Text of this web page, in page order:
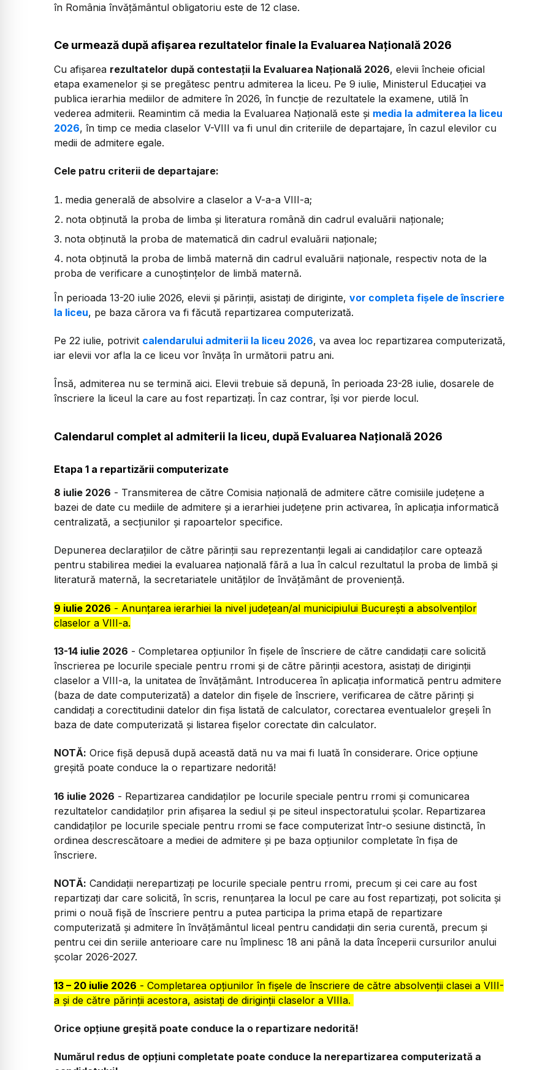
în România învățământul obligatoriu este de 12 clase.
Ce urmează după afișarea rezultatelor finale la Evaluarea Națională 2026
Cu afișarea rezultatelor după contestații la Evaluarea Națională 2026, elevii încheie oficial
etapa examenelor și se pregătesc pentru admiterea la liceu. Pe 9 iulie, Ministerul Educației va
publica ierarhia mediilor de admitere în 2026, în funcție de rezultatele la examene, utilă în
vederea admiterii. Reamintim că media la Evaluarea Națională este și media la admiterea la liceu
2026, în timp ce media claselor V-VIII va fi unul din criteriile de departajare, în cazul elevilor cu
medii de admitere egale.
Cele patru criterii de departajare:
media generală de absolvire a claselor a V-a-a VIII-a;
nota obținută la proba de limba și literatura română din cadrul evaluării naționale;
nota obținută la proba de matematică din cadrul evaluării naționale;
nota obținută la proba de limbă maternă din cadrul evaluării naționale, respectiv nota de la
proba de verificare a cunoștințelor de limbă maternă.
În perioada 13-20 iulie 2026, elevii și părinții, asistați de diriginte, vor completa fișele de înscriere
la liceu, pe baza cărora va fi făcută repartizarea computerizată.
Pe 22 iulie, potrivit calendarului admiterii la liceu 2026, va avea loc repartizarea computerizată,
iar elevii vor afla la ce liceu vor învăța în următorii patru ani.
Însă, admiterea nu se termină aici. Elevii trebuie să depună, în perioada 23-28 iulie, dosarele de
înscriere la liceul la care au fost repartizați. În caz contrar, își vor pierde locul.
Calendarul complet al admiterii la liceu, după Evaluarea Națională 2026
Etapa 1 a repartizării computerizate
8 iulie 2026 - Transmiterea de către Comisia națională de admitere către comisiile judeţene a
bazei de date cu mediile de admitere şi a ierarhiei judeţene prin activarea, în aplicația informatică
centralizată, a secțiunilor și rapoartelor specifice.
Depunerea declarațiilor de către părinții sau reprezentanții legali ai candidaților care optează
pentru stabilirea mediei la evaluarea naţională fără a lua în calcul rezultatul la proba de limbă şi
literatură maternă, la secretariatele unităţilor de învăţământ de provenienţă.
9 iulie 2026 - Anunţarea ierarhiei la nivel judeţean/al municipiului Bucureşti a absolvenţilor
claselor a VIII-a.
13-14 iulie 2026 - Completarea opțiunilor în fișele de înscriere de către candidații care solicită
înscrierea pe locurile speciale pentru rromi și de către părinții acestora, asistați de diriginții
claselor a VIII-a, la unitatea de învățământ. Introducerea în aplicația informatică pentru admitere
(baza de date computerizată) a datelor din fișele de înscriere, verificarea de către părinți și
candidați a corectitudinii datelor din fișa listată de calculator, corectarea eventualelor greșeli în
baza de date computerizată și listarea fișelor corectate din calculator.
NOTĂ: Orice fișă depusă după această dată nu va mai fi luată în considerare. Orice opțiune
greșită poate conduce la o repartizare nedorită!
16 iulie 2026 - Repartizarea candidaților pe locurile speciale pentru rromi și comunicarea
rezultatelor candidaților prin afișarea la sediul și pe siteul inspectoratului școlar. Repartizarea
candidaților pe locurile speciale pentru rromi se face computerizat într-o sesiune distinctă, în
ordinea descrescătoare a mediei de admitere și pe baza opțiunilor completate în fișa de
înscriere.
NOTĂ: Candidații nerepartizați pe locurile speciale pentru rromi, precum și cei care au fost
repartizați dar care solicită, în scris, renunțarea la locul pe care au fost repartizați, pot solicita și
primi o nouă fișă de înscriere pentru a putea participa la prima etapă de repartizare
computerizată și admitere în învățământul liceal pentru candidații din seria curentă, precum și
pentru cei din seriile anterioare care nu împlinesc 18 ani până la data începerii cursurilor anului
școlar 2026-2027.
13 – 20 iulie 2026 - Completarea opțiunilor în fișele de înscriere de către absolvenții clasei a VIII-
a și de către părinții acestora, asistați de diriginții claselor a VIIIa.
Orice opțiune greșită poate conduce la o repartizare nedorită!
Numărul redus de opțiuni completate poate conduce la nerepartizarea computerizată a